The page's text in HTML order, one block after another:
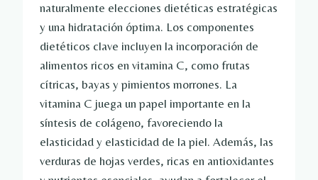
naturalmente elecciones dietéticas estratégicas
y una hidratación óptima. Los componentes
dietéticos clave incluyen la incorporación de
alimentos ricos en vitamina C, como frutas
cítricas, bayas y pimientos morrones. La
vitamina C juega un papel importante en la
síntesis de colágeno, favoreciendo la
elasticidad y elasticidad de la piel. Además, las
verduras de hojas verdes, ricas en antioxidantes